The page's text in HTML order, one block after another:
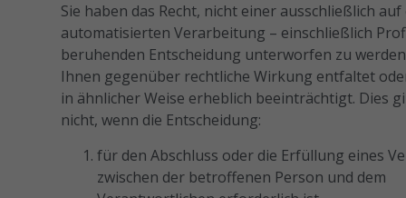
Sie haben das Recht, nicht einer ausschließlich
automatisierten Verarbeitung – einschließlich
beruhenden Entscheidung unterworfen zu
Ihnen gegenüber rechtliche Wirkung entfaltet
in ähnlicher Weise erheblich beeinträchtigt. Dies
nicht, wenn die Entscheidung:
für den Abschluss oder die Erfüllung eines
zwischen der betroffenen Person und dem